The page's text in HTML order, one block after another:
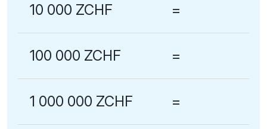
10 000 ZCHF =
100 000 ZCHF =
1 000 000 ZCHF =